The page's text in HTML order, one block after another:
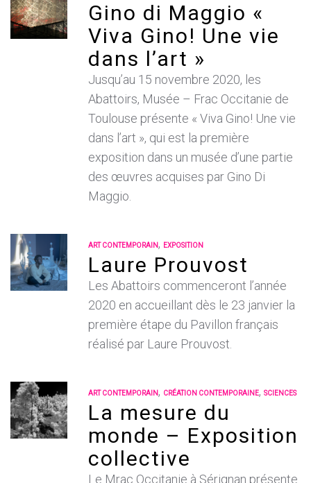
Gino di Maggio «
Viva Gino! Une vie
dans l’art »
Jusqu’au 15 novembre 2020, les
Abattoirs, Musée – Frac Occitanie de
Toulouse présente « Viva Gino! Une vie
dans l’art », qui est la première
exposition dans un musée d’une partie
des œuvres acquises par Gino Di
Maggio.
ART CONTEMPORAIN , EXPOSITION
Laure Prouvost
Les Abattoirs commenceront l’année
2020 en accueillant dès le 23 janvier la
première étape du Pavillon français
réalisé par Laure Prouvost.
ART CONTEMPORAIN , CRÉATION CONTEMPORAINE, SCIENCES
La mesure du
monde – Exposition
collective
Le Mrac Occitanie à Sérignan présente